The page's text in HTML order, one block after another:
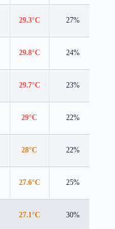
29.3°C 27%
29.8°C 24%
29.7°C 23%
29°C 22%
28°C 22%
27.6°C 25%
27.1°C 30%